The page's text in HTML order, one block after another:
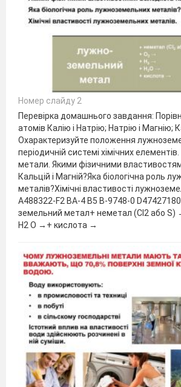
Номер слайду 2
Перевірка домашнього завдання:
атомів Калію і Натрію; Натрію і Магнію;
Охарактеризуйте положення
періодичній системі хімічних
метали. Якими фізичними
Кальцій і Магній?Яка біологічна роль
металів?Хімічні властивості
A488322-F2 BA-4 B5 B-9748-0
земельний метал+ неметал (Сl2 або
Н2 О →+ кислота →